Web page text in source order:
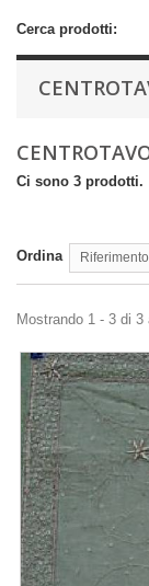
Cerca prodotti:
Ci sono 3 prodotti.
Ordina
Mostrando 1 - 3 di 3